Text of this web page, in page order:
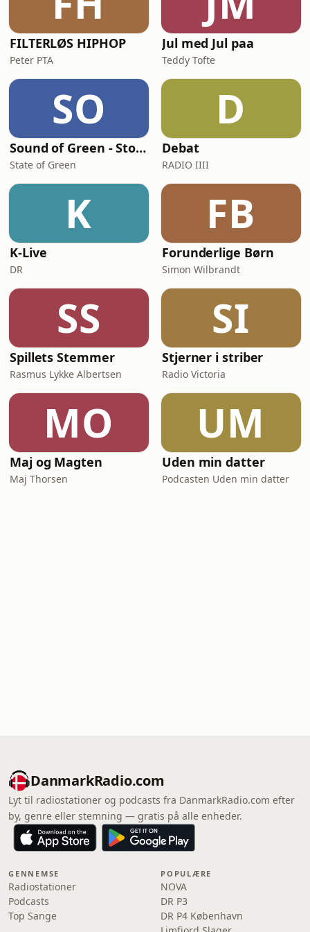
FILTERLØS HIPHOP
Peter PTA
Jul med Jul paa
Teddy Tofte
SO
Sound of Green - Stories from Denmark's green transition
State of Green
D
Debat
RADIO IIII
K
K-Live
DR
FB
Forunderlige Børn
Simon Wilbrandt
SS
Spillets Stemmer
Rasmus Lykke Albertsen
SI
Stjerner i striber
Radio Victoria
MO
Maj og Magten
Maj Thorsen
UM
Uden min datter
Podcasten Uden min datter
DanmarkRadio.com
Lyt til radiostationer og podcasts fra DanmarkRadio.com efter
by, genre eller stemning — gratis på alle enheder.
GENNEMSE
Radiostationer
Podcasts
Top Sange
POPULÆRE
NOVA
DR P3
DR P4 København